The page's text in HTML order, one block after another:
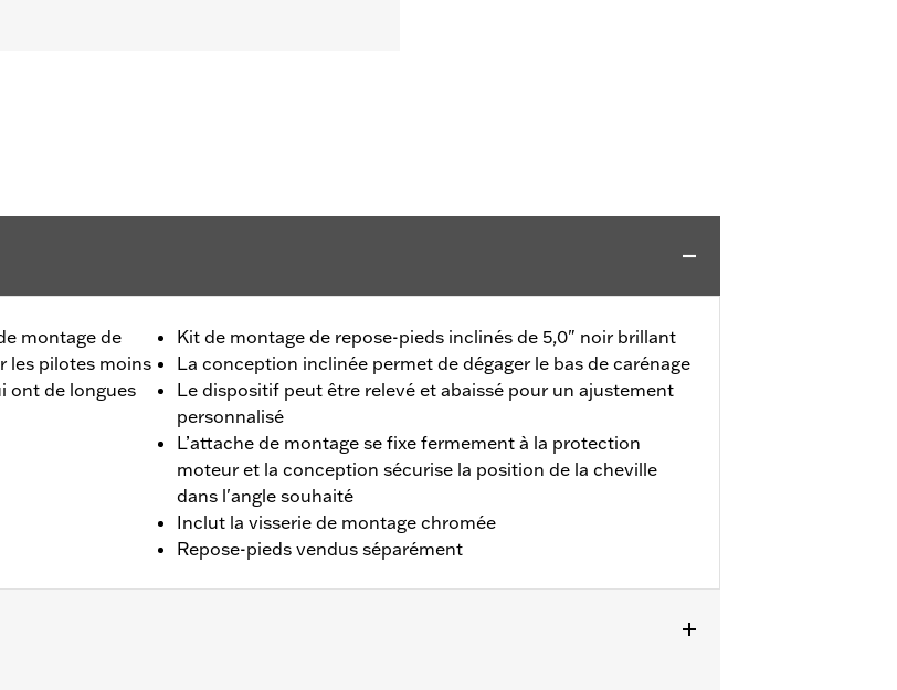
montage de
les pilotes moins
ont de longues
Kit de montage de repose-pieds inclinés de 5,0" noir brillant
La conception inclinée permet de dégager le bas de carénage
Le dispositif peut être relevé et abaissé pour un ajustement
personnalisé
L’attache de montage se fixe fermement à la protection
moteur et la conception sécurise la position de la cheville
dans l'angle souhaité
Inclut la visserie de montage chromée
Repose-pieds vendus séparément